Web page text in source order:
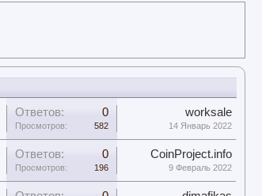
Ответов: 0
Просмотров: 582
worksale
14 Январь 2022
Ответов: 0
Просмотров: 196
CoinProject.info
9 Февраль 2022